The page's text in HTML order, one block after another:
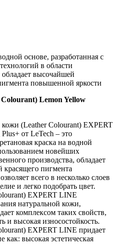
основе, разработанная с
в области
высочайшей
повышенной яркости
Lemon Yellow
(Leather Colourant) EXPERT
от LeTech – это
краска на водной
новейших
производства, обладает
пигмента
всего в несколько слоев
и легко подобрать цвет.
EXPERT LINE
натуральной кожи,
комплексом таких свойств,
и высокая износостойкость.
EXPERT LINE придает
как: высокая эстетическая